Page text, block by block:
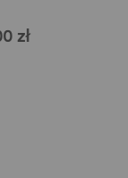
zł